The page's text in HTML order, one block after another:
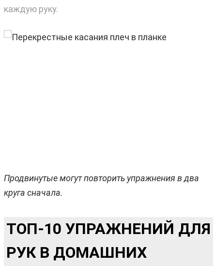
каждую руку.
Продвинутые могут повторить упражнения в два
круга сначала.
ТОП-10 УПРАЖНЕНИЙ ДЛЯ
РУК В ДОМАШНИХ